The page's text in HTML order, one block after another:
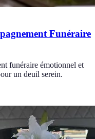
Funéraire
funéraire émotionnel et
un deuil serein.